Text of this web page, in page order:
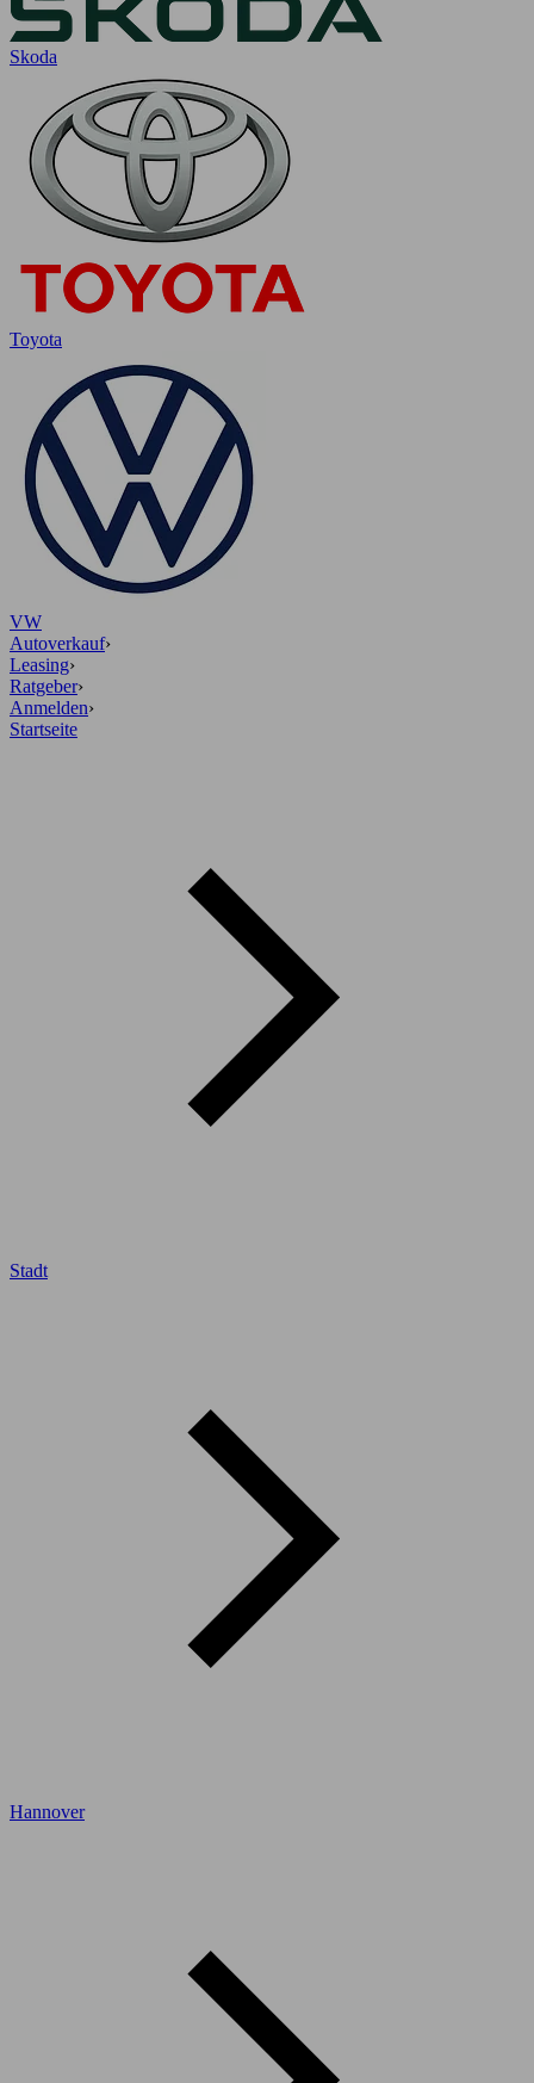
Skoda
Toyota
VW
Autoverkauf›
Leasing›
Ratgeber›
Anmelden›
Startseite
Stadt
Hannover